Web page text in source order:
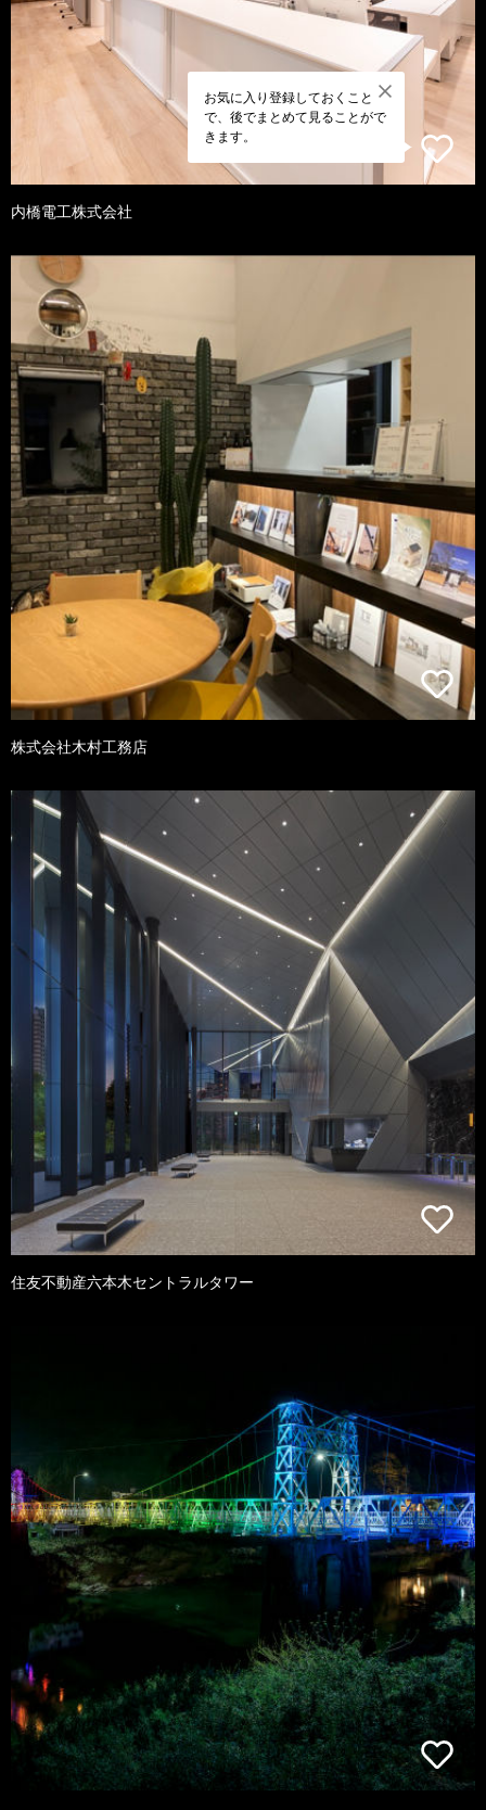
お気に入り登録しておくこと
で、後でまとめて見ることがで
きます。
内橋電工株式会社
株式会社木村工務店
住友不動産六本木セントラルタワー